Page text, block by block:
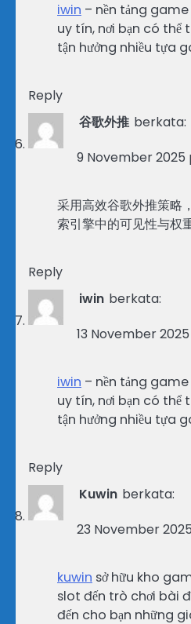
iwin – nền tảng
uy tín, nơi bạn có thể
tận hưởng nhiều tựa
Reply
谷歌外推 berkata:
9 November 2025
采用高效谷歌外推策略
索引擎中的可见性与权重
Reply
iwin berkata:
13 November
iwin – nền tảng
uy tín, nơi bạn có thể
tận hưởng nhiều tựa
Reply
Kuwin berkata:
23 November
kuwin sở hữu kho
slot đến trò chơi bài
đến cho bạn những